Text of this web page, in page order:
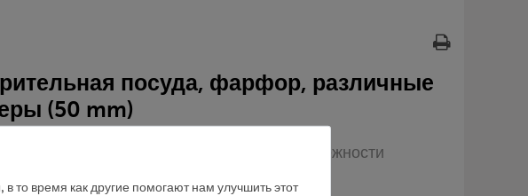
посуда, фарфор, различные
(50 mm)
32514-00 | Тип: Оборудование и принадлежности
время как другие помогают нам улучшить этот